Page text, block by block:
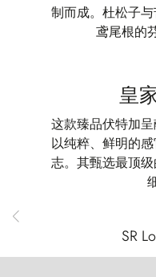
制而成。杜松子
鸢尾根的
皇
这款臻品伏特加
以纯粹、鲜明的
志。其甄选最顶
SR